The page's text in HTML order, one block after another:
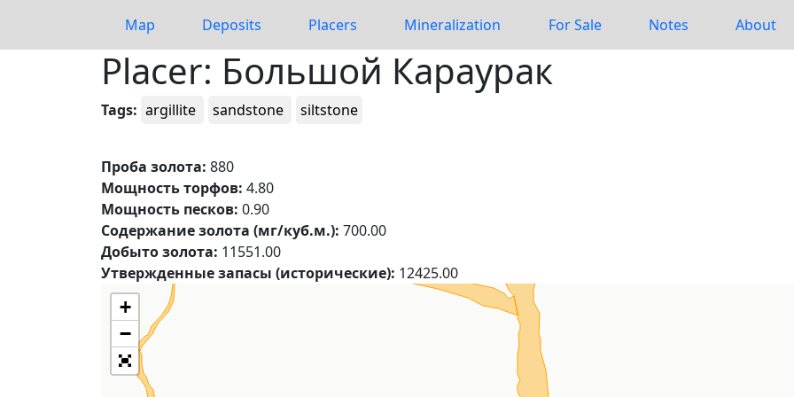
Map Deposits Placers Mineralization For Sale Notes About
Placer: Большой Караурак
Tags: argillite sandstone siltstone
Проба золота: 880
Мощность торфов: 4.80
Мощность песков: 0.90
Содержание золота (мг/куб.м.): 700.00
Добыто золота: 11551.00
Утвержденные запасы (исторические): 12425.00
+
−